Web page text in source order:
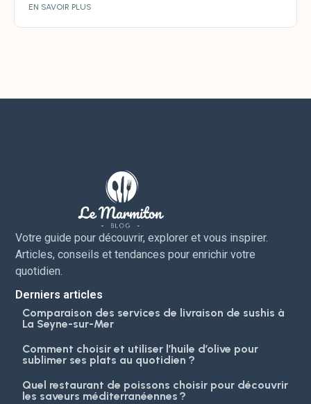
EN SAVOIR PLUS
Votre guide pour découvrir, explorer et vous inspirer.
Articles, conseils et tendances pour enrichir votre
quotidien.
Derniers articles
Comparaison des services de livraison de sushis à
La Seyne-sur-Mer
Comment choisir et utiliser l’huile d’olive pour
sublimer ses plats au quotidien ?
Quel restaurant de poissons choisir pour découvrir
les saveurs méditerranéennes ?